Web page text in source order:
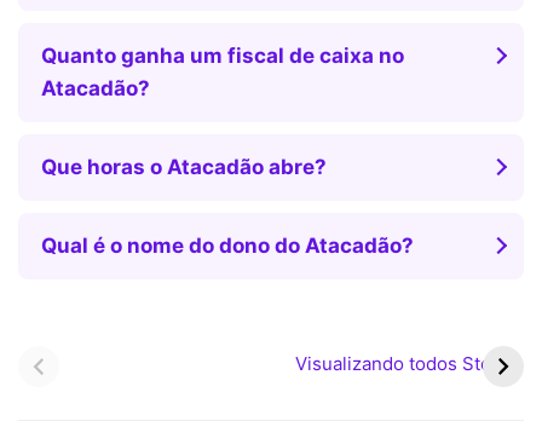
Quanto ganha um fiscal de caixa no
Atacadão?
Que horas o Atacadão abre?
Qual é o nome do dono do Atacadão?
Visualizando todos Stories
PIS/Pasep iniciam em
fevereiro com novas
valor médio superior a R$